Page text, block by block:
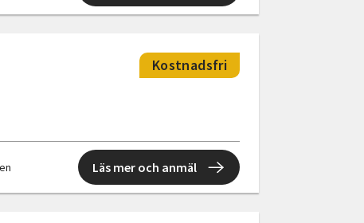
Kostnadsfri
Läs mer och anmäl